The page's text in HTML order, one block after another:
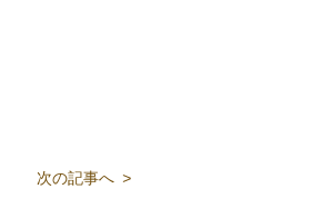
次の記事へ >